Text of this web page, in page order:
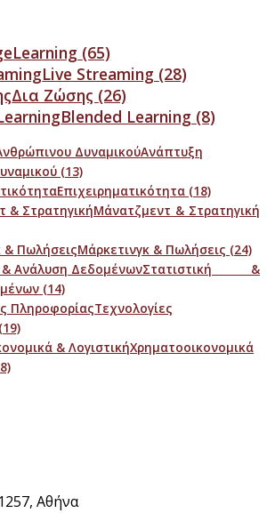
eLearning (65)
Live Streaming (28)
Δια Ζώσης (26)
Blended Learning (8)
Ανάπτυξη
(13)
Επιχειρηματικότητα (18)
Μάνατζμεντ & Στρατηγική
Μάρκετινγκ & Πωλήσεις (24)
Στατιστική &
(14)
Τεχνολογίες
(19)
Χρηματοοικονομικά
Αθήνα